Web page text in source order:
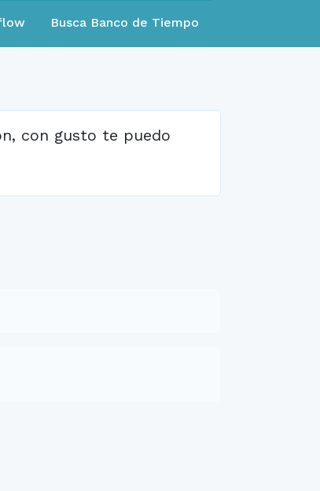
Busca Banco de Tiempo
con gusto te puedo